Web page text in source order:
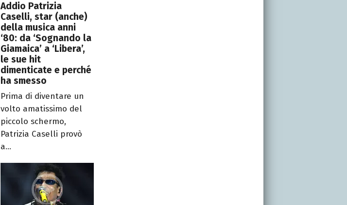
Addio Patrizia
Caselli, star (anche)
della musica anni
‘80: da ‘Sognando la
Giamaica’ a ‘Libera’,
le sue hit
dimenticate e perché
ha smesso
Prima di diventare un
volto amatissimo del
piccolo schermo,
Patrizia Caselli provò
a...